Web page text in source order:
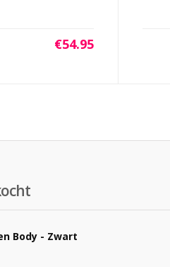
€54.95
Body - Zwart